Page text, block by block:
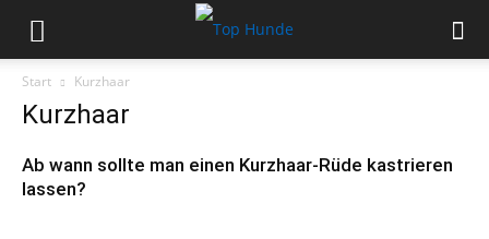
Start Kurzhaar
Kurzhaar
Ab wann sollte man einen Kurzhaar-Rüde kastrieren
lassen?